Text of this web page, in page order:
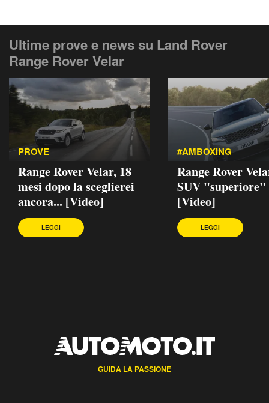
Ultime prove e news su Land Rover
Range Rover Velar
PROVE
Range Rover Velar, 18
mesi dopo la sceglierei
ancora... [Video]
LEGGI
#AMBOXING
Range Rover
SUV "superiore"
[Video]
LEGGI
GUIDA LA PASSIONE